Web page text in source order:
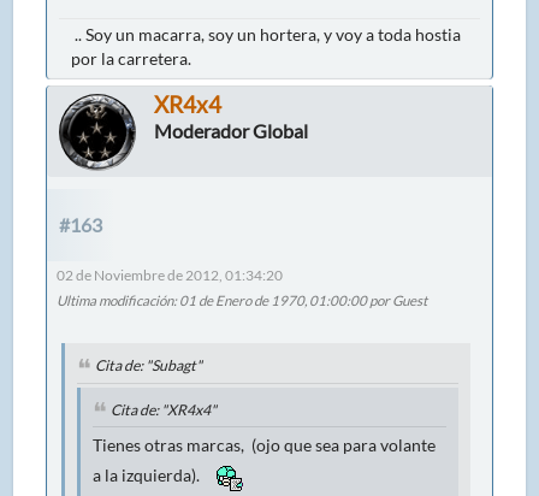
.. Soy un macarra, soy un hortera, y voy a toda hostia
por la carretera.
XR4x4
Moderador Global
#163
02 de Noviembre de 2012, 01:34:20
Ultima modificación: 01 de Enero de 1970, 01:00:00 por Guest
Cita de: "Subagt"
Cita de: "XR4x4"
Tienes otras marcas, (ojo que sea para volante
a la izquierda).